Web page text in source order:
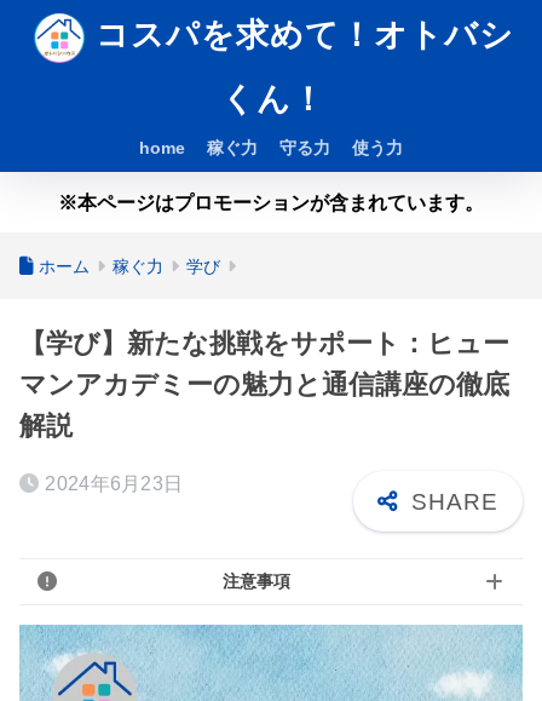
コスパを求めて！オトバシ
くん！
home 稼ぐ力 守る力 使う力
※本ページはプロモーションが含まれています。
ホーム 稼ぐ力 学び
【学び】新たな挑戦をサポート：ヒュー
マンアカデミーの魅力と通信講座の徹底
解説
2024年6月23日
注意事項